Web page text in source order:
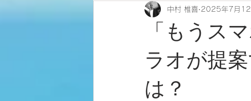
「もうス
ラオが提
は？
中村 椎喜 2025年7月12